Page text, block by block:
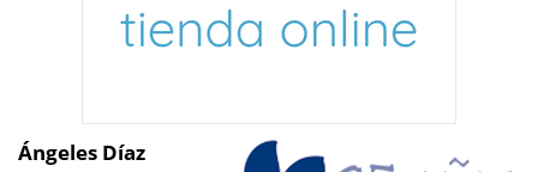
Ángeles Díaz